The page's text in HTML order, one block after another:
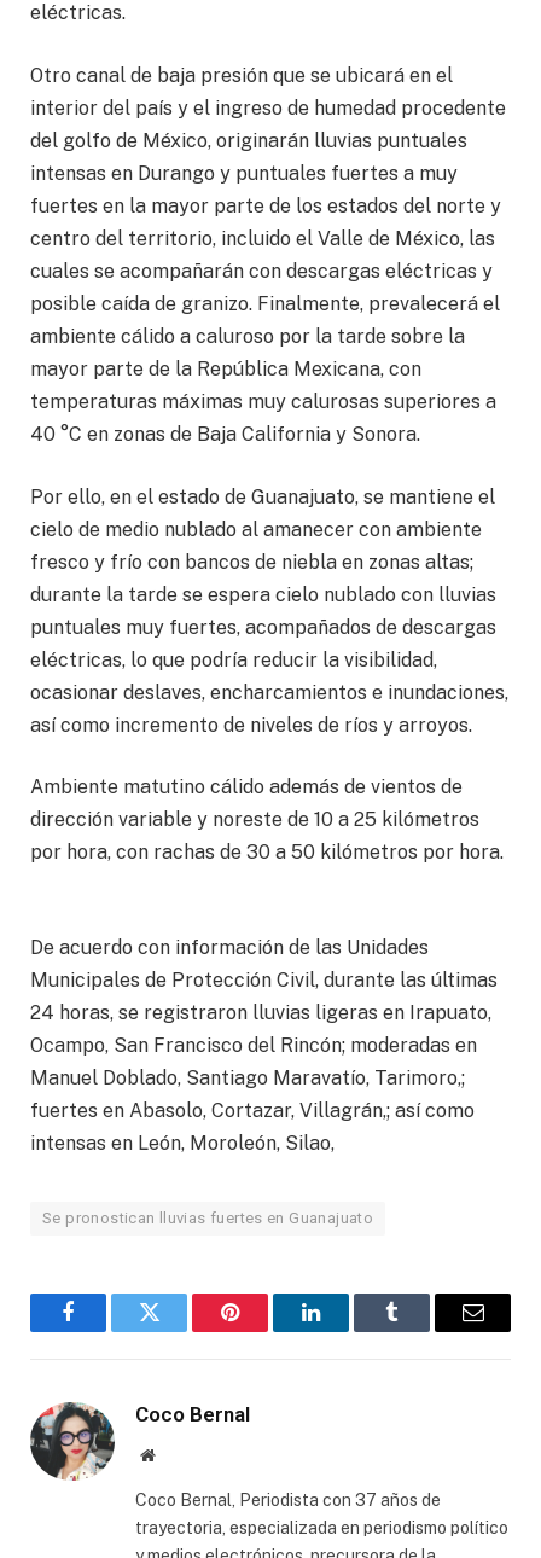
eléctricas.
Otro canal de baja presión que se ubicará en el
interior del país y el ingreso de humedad procedente
del golfo de México, originarán lluvias puntuales
intensas en Durango y puntuales fuertes a muy
fuertes en la mayor parte de los estados del norte y
centro del territorio, incluido el Valle de México, las
cuales se acompañarán con descargas eléctricas y
posible caída de granizo. Finalmente, prevalecerá el
ambiente cálido a caluroso por la tarde sobre la
mayor parte de la República Mexicana, con
temperaturas máximas muy calurosas superiores a
40 °C en zonas de Baja California y Sonora.
Por ello, en el estado de Guanajuato, se mantiene el
cielo de medio nublado al amanecer con ambiente
fresco y frío con bancos de niebla en zonas altas;
durante la tarde se espera cielo nublado con lluvias
puntuales muy fuertes, acompañados de descargas
eléctricas, lo que podría reducir la visibilidad,
ocasionar deslaves, encharcamientos e inundaciones,
así como incremento de niveles de ríos y arroyos.
Ambiente matutino cálido además de vientos de
dirección variable y noreste de 10 a 25 kilómetros
por hora, con rachas de 30 a 50 kilómetros por hora.
De acuerdo con información de las Unidades
Municipales de Protección Civil, durante las últimas
24 horas, se registraron lluvias ligeras en Irapuato,
Ocampo, San Francisco del Rincón; moderadas en
Manuel Doblado, Santiago Maravatío, Tarimoro,;
fuertes en Abasolo, Cortazar, Villagrán,; así como
intensas en León, Moroleón, Silao,
Se pronostican lluvias fuertes en Guanajuato
FacebookTwitter Pinterest LinkedInTumblr Email
Coco Bernal
Website
Coco Bernal, Periodista con 37 años de
trayectoria, especializada en periodismo político